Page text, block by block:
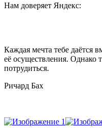
Нам доверяет Яндекс:
Каждая мечта тебе даётся
её осуществления. Однако
потрудиться.
Ричард Бах